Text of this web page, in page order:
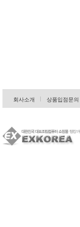
회사소개 상품입점문의